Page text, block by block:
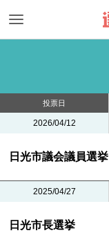
投票日
2026/04/12
日光市議会議員選挙
2025/04/27
日光市長選挙